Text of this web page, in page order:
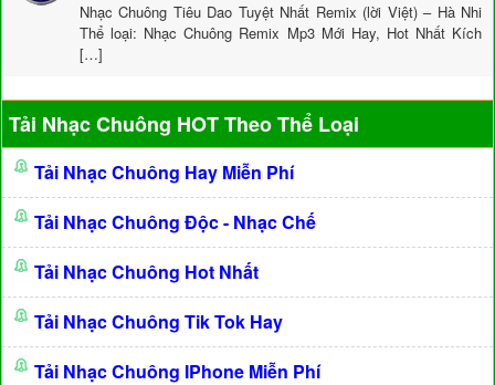
Nhạc Chuông Tiêu Dao Tuyệt Nhất Remix (lời Việt) – Hà Nhi
Thể loại: Nhạc Chuông Remix Mp3 Mới Hay, Hot Nhất Kích
[…]
Tải Nhạc Chuông HOT Theo Thể Loại
Tải Nhạc Chuông Hay Miễn Phí
Tải Nhạc Chuông Độc - Nhạc Chế
Tải Nhạc Chuông Hot Nhất
Tải Nhạc Chuông Tik Tok Hay
Tải Nhạc Chuông IPhone Miễn Phí